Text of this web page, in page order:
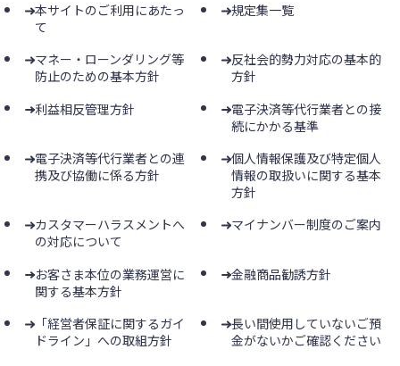
本サイトのご利用にあたっ
て
規定集一覧
マネー・ローンダリング等
防止のための基本方針
反社会的勢力対応の基本的
方針
利益相反管理方針
電子決済等代行業者との接
続にかかる基準
電子決済等代行業者との連
携及び協働に係る方針
個人情報保護及び特定個人
情報の取扱いに関する基本
方針
カスタマーハラスメントへ
の対応について
マイナンバー制度のご案内
お客さま本位の業務運営に
関する基本方針
金融商品勧誘方針
「経営者保証に関するガイ
ドライン」への取組方針
長い間使用していないご預
金がないかご確認ください